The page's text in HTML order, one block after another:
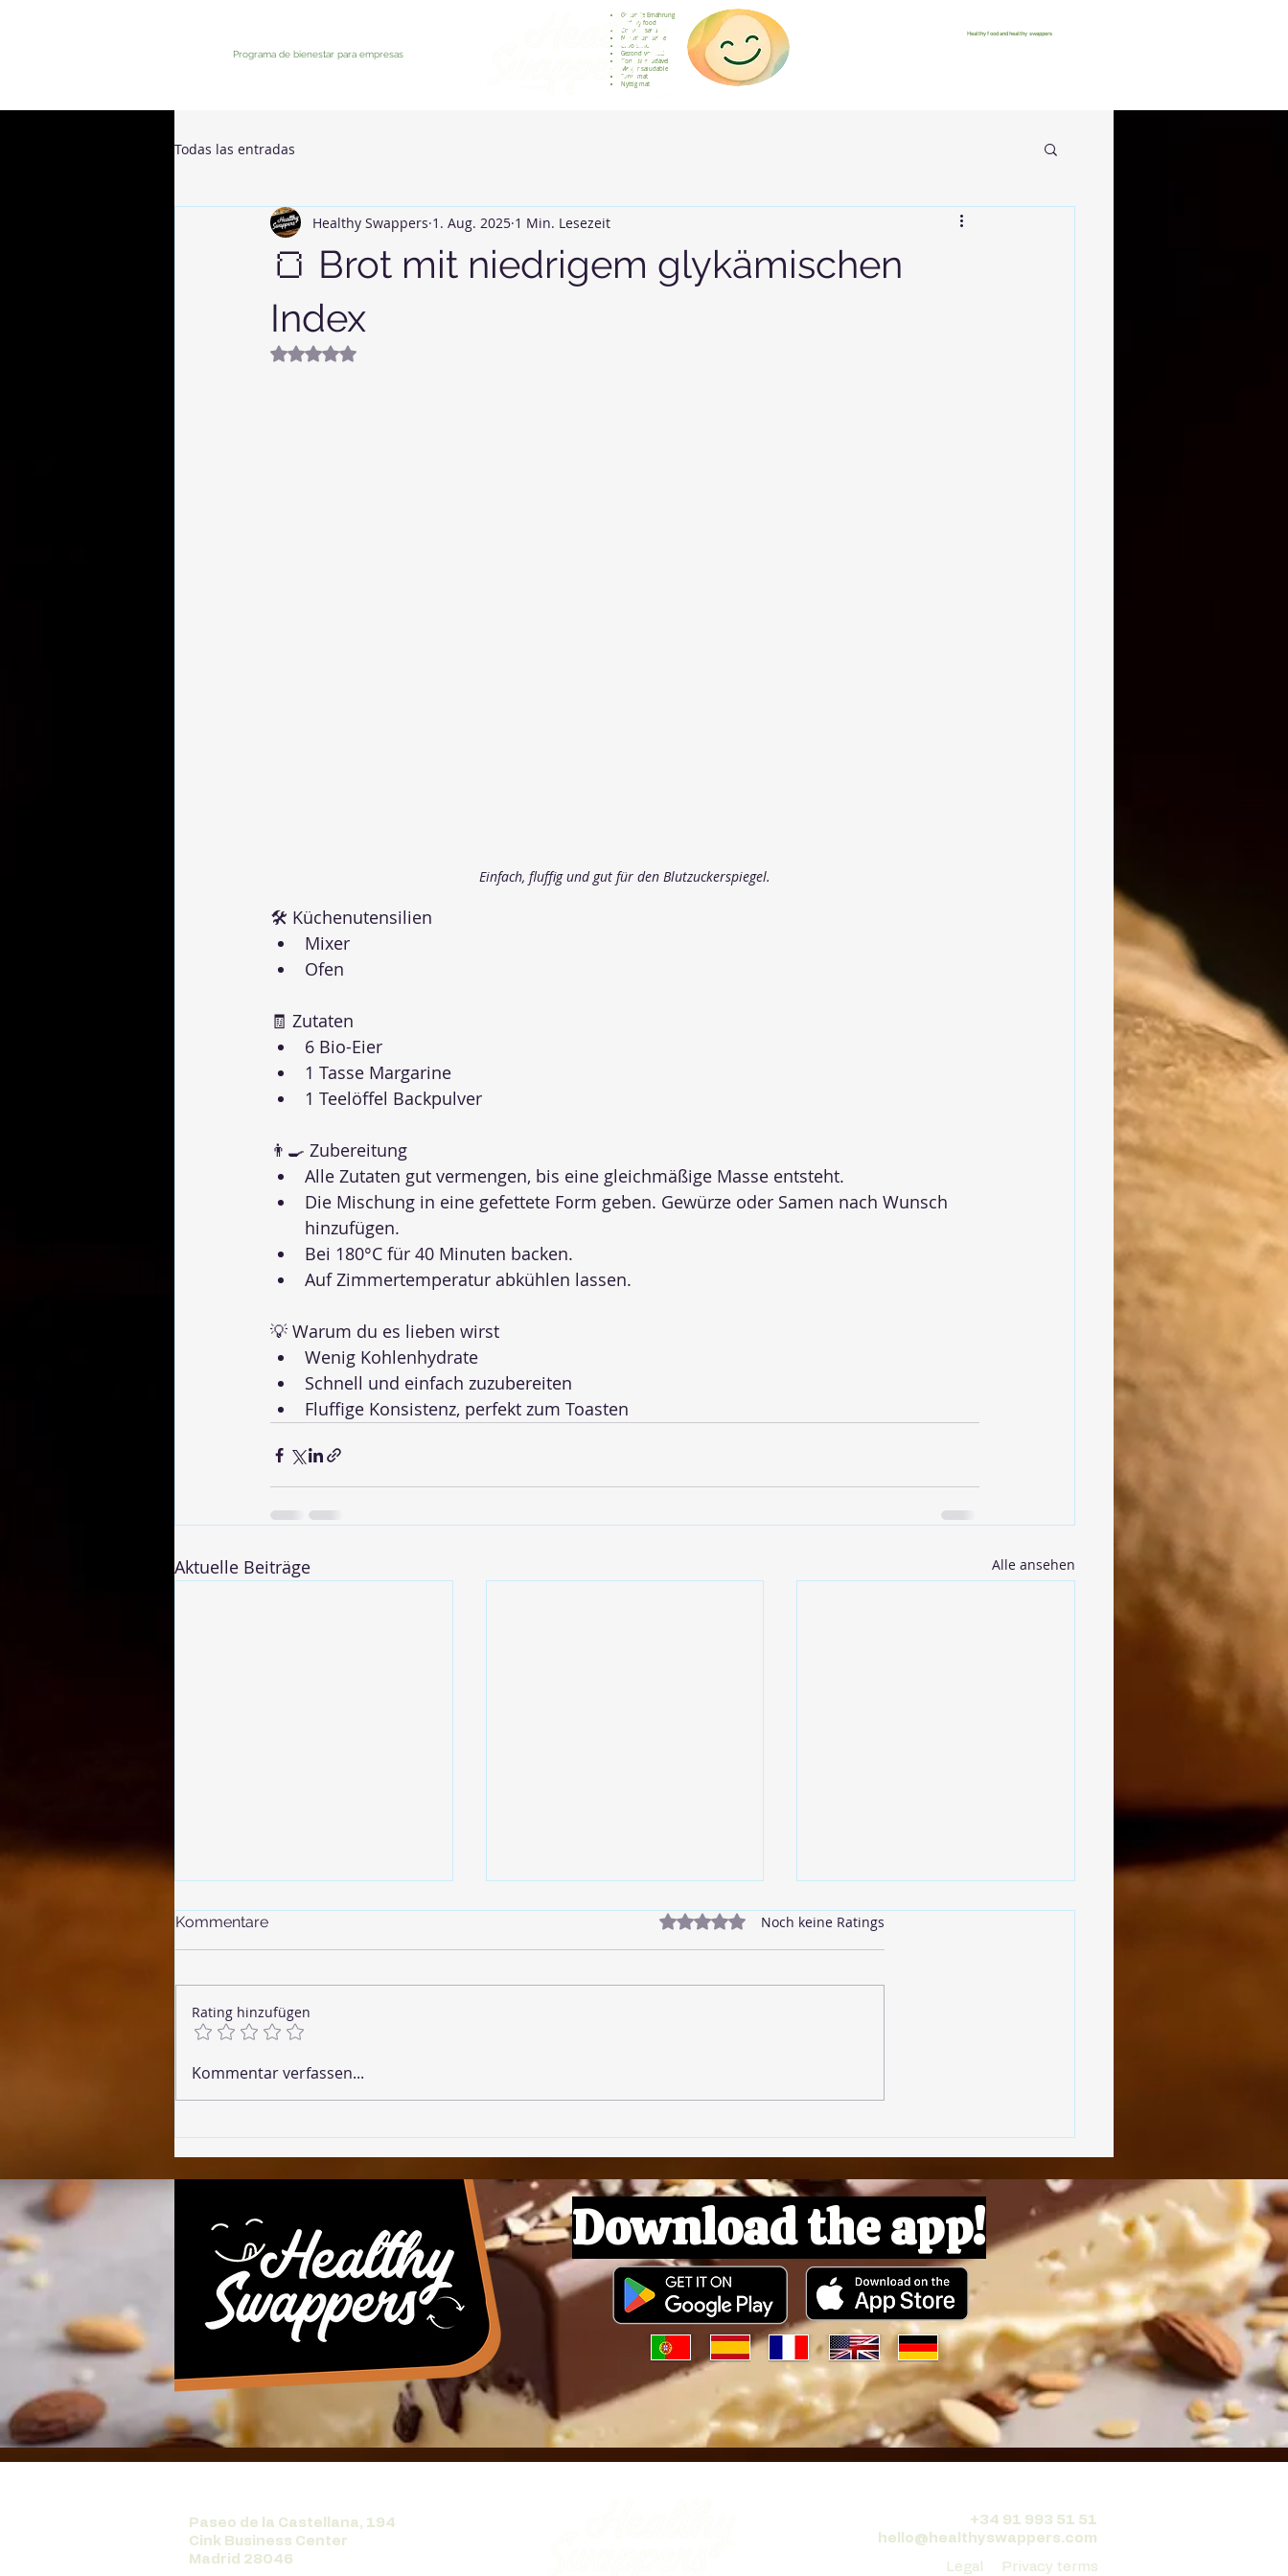
Programa de bienestar para empresas
Gesunde Ernährung
Healthy food
Comida sana
Nourriture saine
Cibo sano
Gezond voedsel
Comida saudável
Menjar saludable
Sunn mat
Nyttig mat
Healthy food and healthy swappers
Todas las entradas
🍞 Brot mit niedrigem glykämischen
Index
Healthy Swappers 1. Aug. 2025 1 Min. Lesezeit
Mit NaN von 5 Sternen bewertet.
Einfach, fluffig und gut für den Blutzuckerspiegel.
🛠 Küchenutensilien
Mixer
Ofen
🧾 Zutaten
6 Bio-Eier
1 Tasse Margarine
1 Teelöffel Backpulver
👨‍🍳 Zubereitung
Alle Zutaten gut vermengen, bis eine gleichmäßige Masse entsteht.
Die Mischung in eine gefettete Form geben. Gewürze oder Samen nach Wunsch
hinzufügen.
Bei 180°C für 40 Minuten backen.
Auf Zimmertemperatur abkühlen lassen.
💡 Warum du es lieben wirst
Wenig Kohlenhydrate
Schnell und einfach zuzubereiten
Fluffige Konsistenz, perfekt zum Toasten
Aktuelle Beiträge Alle ansehen
🌶 Vegane Chorizo
Kommentare Mit 0 von 5 Sternen bewertet.
Noch keine Ratings
Rating hinzufügen
Kommentar verfassen...
Download the app!
Paseo de la Castellana, 194
Cink Business Center
Madrid 28046
+34 91 993 51 51
hello@healthyswappers.com
Legal
Privacy terms